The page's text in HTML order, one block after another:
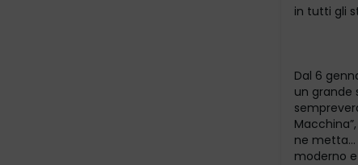
in tutti gli
Dal 6
un grande
ne metta…
moderno e